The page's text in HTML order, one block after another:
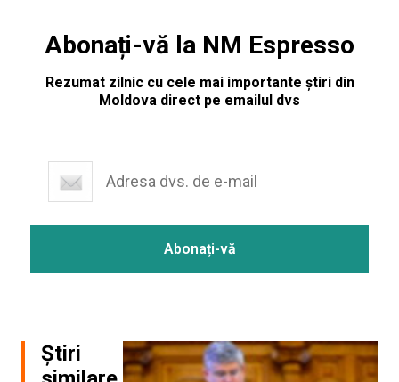
Abonați-vă la NM Espresso
Rezumat zilnic cu cele mai importante știri din
Moldova direct pe emailul dvs
Știri